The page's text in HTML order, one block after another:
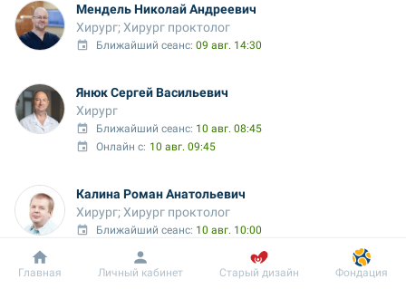
Мендель Николай Андреевич
Хирург; Хирург проктолог
Ближайший сеанс: 09 авг. 14:30
Янюк Сергей Васильевич
Хирург
Ближайший сеанс: 10 авг. 08:45
Онлайн с: 10 авг. 09:45
Калина Роман Анатольевич
Хирург; Хирург проктолог
Ближайший сеанс: 10 авг. 10:00
Врач выездных услуг
Добробут Информация Пациенту
Главная Личный кабинет Старый дизайн Фондация